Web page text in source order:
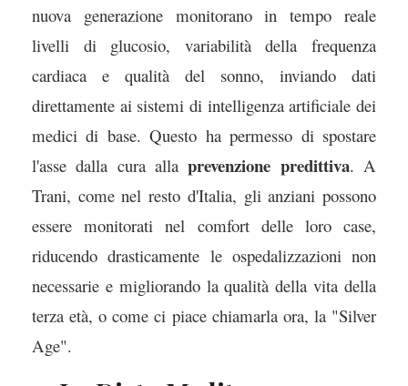
nuova generazione monitorano in tempo reale
livelli di glucosio, variabilità della frequenza
cardiaca e qualità del sonno, inviando dati
direttamente ai sistemi di intelligenza artificiale dei
medici di base. Questo ha permesso di spostare
l'asse dalla cura allaprevenzione predittiva. A
Trani, come nel resto d'Italia, gli anziani possono
essere monitorati nel comfort delle loro case,
riducendo drasticamente le ospedalizzazioni non
necessarie e migliorando la qualità della vita della
terza età, o come ci piace chiamarla ora, la "Silver
Age".